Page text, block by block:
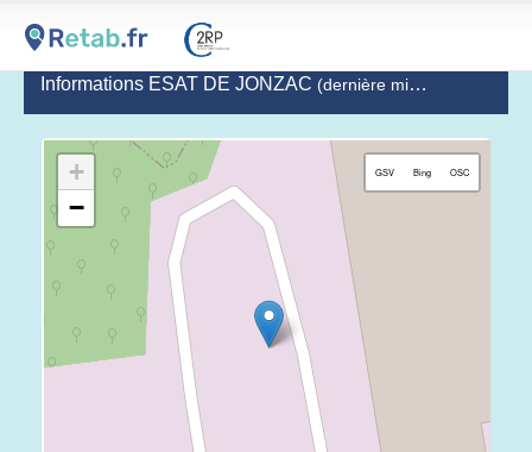
Informations ESAT DE JONZAC (dernière mise à jour le 2020-09-16)
+
−
GSV Bing OSC